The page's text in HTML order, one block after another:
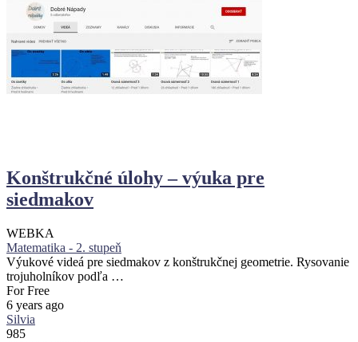
Konštrukčné úlohy – výuka pre
siedmakov
WEBKA
Matematika - 2. stupeň
Výukové videá pre siedmakov z konštrukčnej geometrie. Rysovanie
trojuholníkov podľa …
For Free
6 years ago
Silvia
985